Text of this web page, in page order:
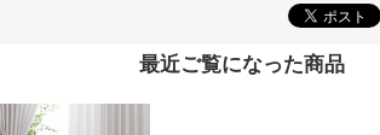
最近ご覧になった商品